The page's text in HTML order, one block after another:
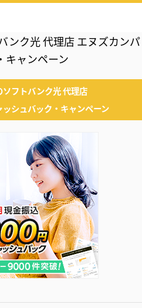
ンク光 代理店 エヌズカンパ
キャンペーン
ソフトバンク光 代理店
シュバック・キャンペーン